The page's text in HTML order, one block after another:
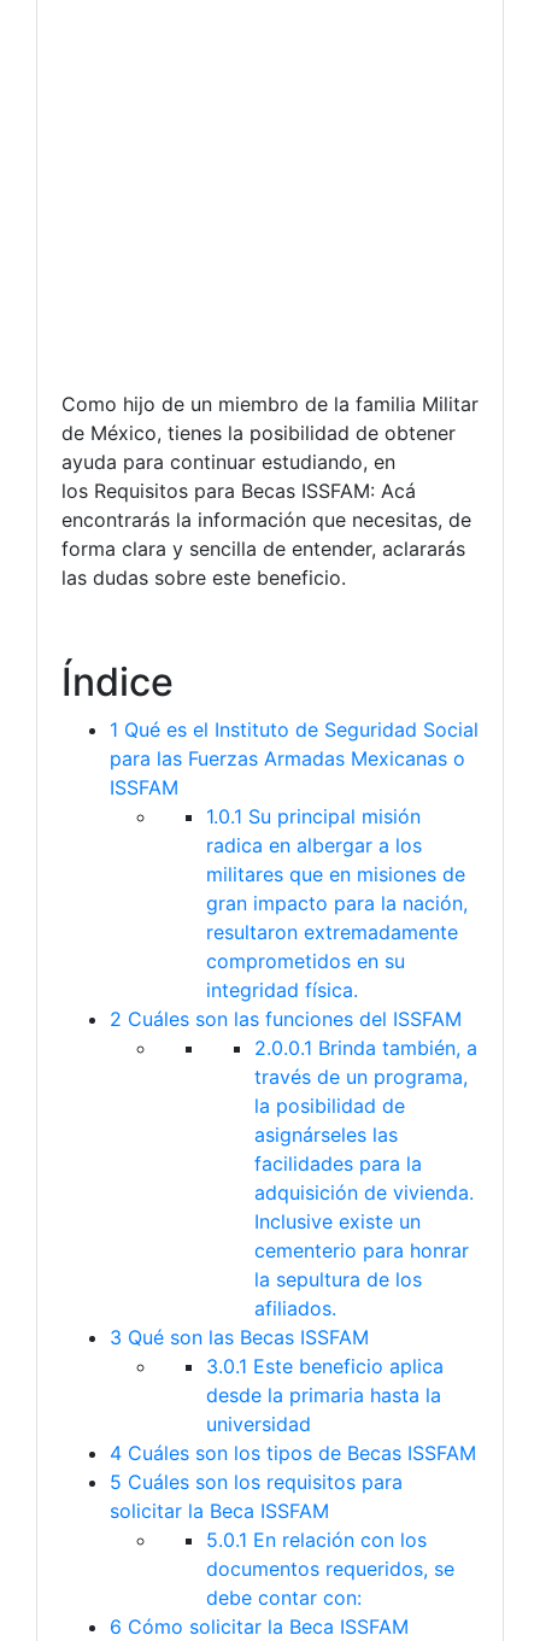
Como hijo de un miembro de la familia Militar
de México, tienes la posibilidad de obtener
ayuda para continuar estudiando, en
los Requisitos para Becas ISSFAM: Acá
encontrarás la información que necesitas, de
forma clara y sencilla de entender, aclararás
las dudas sobre este beneficio.
Índice
1 Qué es el Instituto de Seguridad Social
para las Fuerzas Armadas Mexicanas o
ISSFAM
1.0.1 Su principal misión
radica en albergar a los
militares que en misiones de
gran impacto para la nación,
resultaron extremadamente
comprometidos en su
integridad física.
2 Cuáles son las funciones del ISSFAM
2.0.0.1 Brinda también, a
través de un programa,
la posibilidad de
asignárseles las
facilidades para la
adquisición de vivienda.
Inclusive existe un
cementerio para honrar
la sepultura de los
afiliados.
3 Qué son las Becas ISSFAM
3.0.1 Este beneficio aplica
desde la primaria hasta la
universidad
4 Cuáles son los tipos de Becas ISSFAM
5 Cuáles son los requisitos para
solicitar la Beca ISSFAM
5.0.1 En relación con los
documentos requeridos, se
debe contar con:
6 Cómo solicitar la Beca ISSFAM